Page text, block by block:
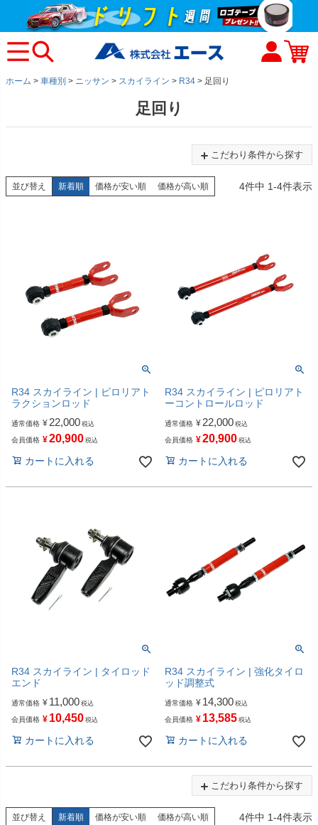
ホーム 車種別 ニッサン スカイライン R34 足回り
足回り
こだわり条件から探す
並び替え 新着順 価格が安い順 価格が高い順 4件中 1-4件表示
R34 スカイライン | ピロリアト
ラクションロッド
通常価格 ¥ 22,000 税込
会員価格 ¥20,900 税込
カートに入れる
R34 スカイライン | ピロリアト
ーコントロールロッド
通常価格 ¥ 22,000 税込
会員価格 ¥20,900 税込
カートに入れる
R34 スカイライン | タイロッド
エンド
通常価格 ¥ 11,000 税込
会員価格 ¥ 10,450 税込
カートに入れる
R34 スカイライン | 強化タイロ
ッド調整式
通常価格 ¥ 14,300 税込
会員価格 ¥ 13,585 税込
カートに入れる
こだわり条件から探す
並び替え 新着順 価格が安い順 価格が高い順 4件中 1-4件表示